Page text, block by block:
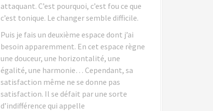
attaquant. C’est pourquoi, c’est fou ce que
c’est tonique. Le changer semble difficile.
Puis je fais un deuxième espace dont j’ai
besoin apparemment. En cet espace règne
une douceur, une horizontalité, une
égalité, une harmonie… Cependant, sa
satisfaction même ne se donne pas
satisfaction. Il se défait par une sorte
d’indifférence qui appelle